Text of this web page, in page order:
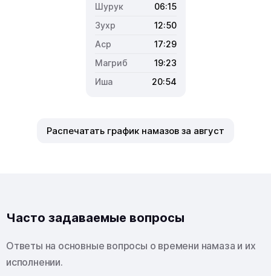
06:15
12:50
17:29
19:23
20:54
Распечатать график намазов за август
Часто задаваемые вопросы
Ответы на основные вопросы о времени намаза и их
исполнении.